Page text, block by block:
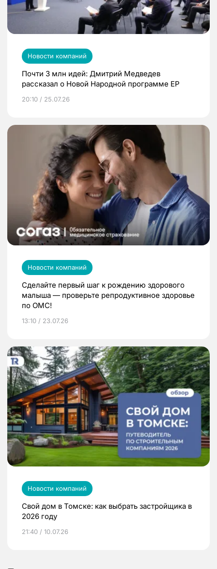
Новости компаний
Почти 3 млн идей: Дмитрий Медведев
рассказал о Новой Народной программе ЕР
20:10 / 25.07.26
Новости компаний
Сделайте первый шаг к рождению здорового
малыша — проверьте репродуктивное здоровье
по ОМС!
13:10 / 23.07.26
Новости компаний
Свой дом в Томске: как выбрать застройщика в
2026 году
21:40 / 10.07.26